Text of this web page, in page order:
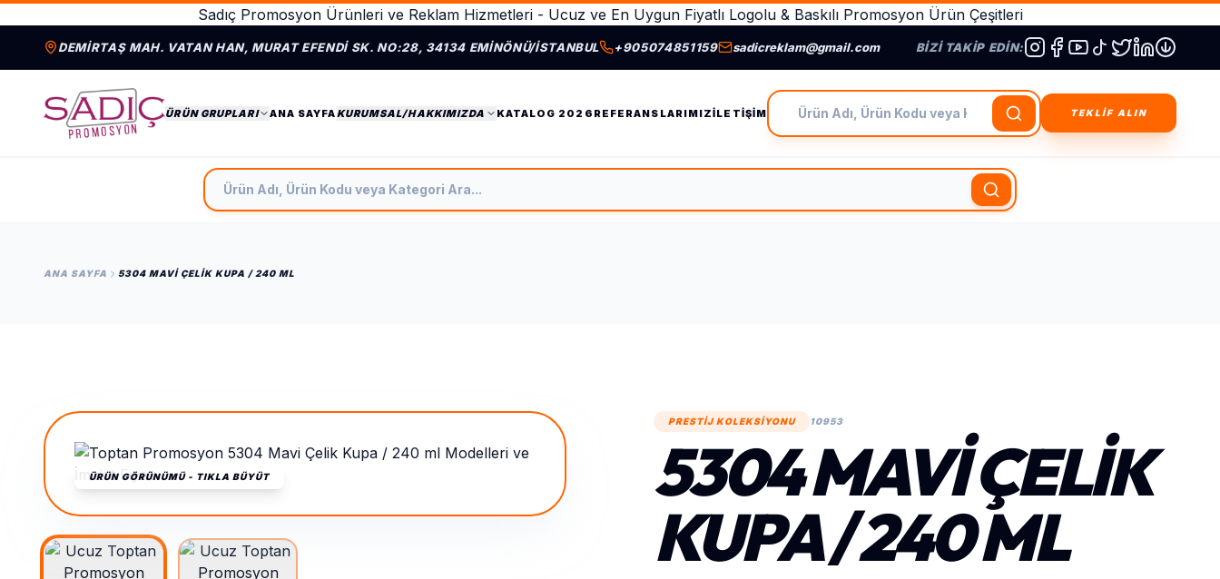
Sadıç Promosyon Ürünleri ve Reklam Hizmetleri - Ucuz ve En Uygun Fiyatlı Logolu & Baskılı Promosyon Ürün Çeşitleri
DEMIRTAŞ MAH. VATAN HAN, MURAT EFENDI SK. NO:28, 34134 EMINÖNÜ/İSTANBUL +905074851159 sadicreklam@gmail.com BIZI TAKIP EDIN:
ÜRÜN GRUPLARI ANA SAYFAKURUMSAL/HAKKIMIZDA KATALOG 2026 REFERANSLARIMIZİLETIŞIM
Ürün Adı, Ürün Kodu veya Kategori Ara
TEKLİF ALIN
Ürün Adı, Ürün Kodu veya Kategori Ara
ANA SAYFA 5304 MAVI ÇELIK KUPA / 240 ML
ÜRÜN GÖRÜNÜMÜ - TIKLA BÜYÜT
PRESTİJ KOLEKSİYONU 10953
5304 MAVI ÇELIK
KUPA / 240 ML